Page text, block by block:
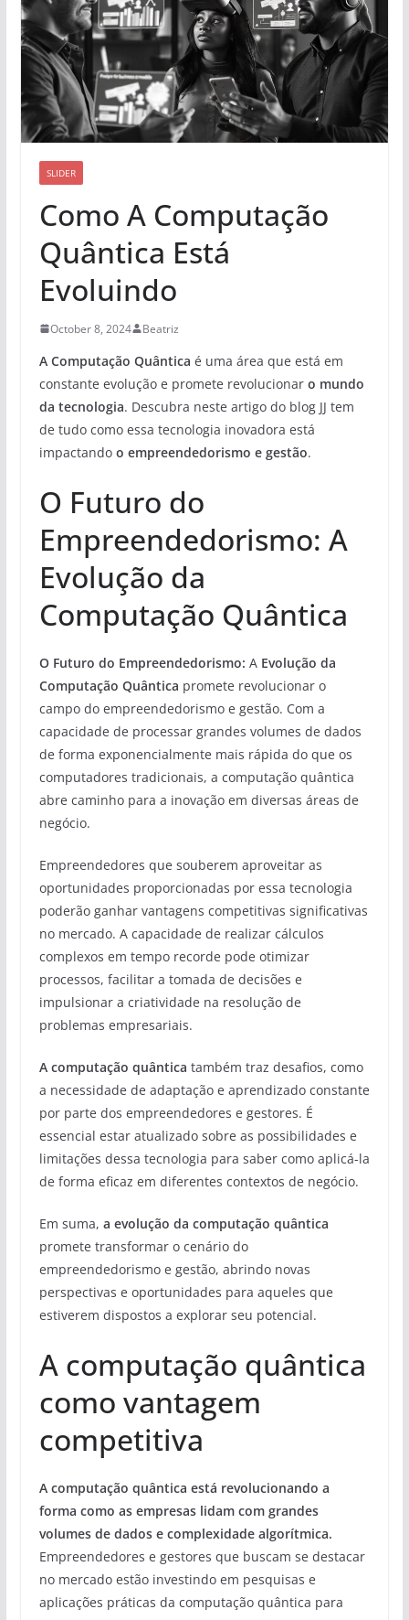
SLIDER
Como A Computação
Quântica Está
Evoluindo
October 8, 2024 Beatriz
A Computação Quântica é uma área que está em
constante evolução e promete revolucionar o mundo
da tecnologia. Descubra neste artigo do blog JJ tem
de tudo como essa tecnologia inovadora está
impactando o empreendedorismo e gestão.
O Futuro do
Empreendedorismo: A
Evolução da
Computação Quântica
O Futuro do Empreendedorismo: A Evolução da
Computação Quântica promete revolucionar o
campo do empreendedorismo e gestão. Com a
capacidade de processar grandes volumes de dados
de forma exponencialmente mais rápida do que os
computadores tradicionais, a computação quântica
abre caminho para a inovação em diversas áreas de
negócio.
Empreendedores que souberem aproveitar as
oportunidades proporcionadas por essa tecnologia
poderão ganhar vantagens competitivas significativas
no mercado. A capacidade de realizar cálculos
complexos em tempo recorde pode otimizar
processos, facilitar a tomada de decisões e
impulsionar a criatividade na resolução de
problemas empresariais.
A computação quântica também traz desafios, como
a necessidade de adaptação e aprendizado constante
por parte dos empreendedores e gestores. É
essencial estar atualizado sobre as possibilidades e
limitações dessa tecnologia para saber como aplicá-la
de forma eficaz em diferentes contextos de negócio.
Em suma, a evolução da computação quântica
promete transformar o cenário do
empreendedorismo e gestão, abrindo novas
perspectivas e oportunidades para aqueles que
estiverem dispostos a explorar seu potencial.
A computação quântica
como vantagem
competitiva
A computação quântica está revolucionando a
forma como as empresas lidam com grandes
volumes de dados e complexidade algorítmica.
Empreendedores e gestores que buscam se destacar
no mercado estão investindo em pesquisas e
aplicações práticas da computação quântica para